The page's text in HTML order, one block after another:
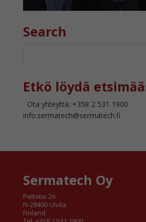
Search
Etkö löydä
Ota yhteyttä: +358 2 531 1900
info.sermatech@sermatech.fi
Sermatech Oy
Peltotie 26
FI-28400 Ulvila
Finland